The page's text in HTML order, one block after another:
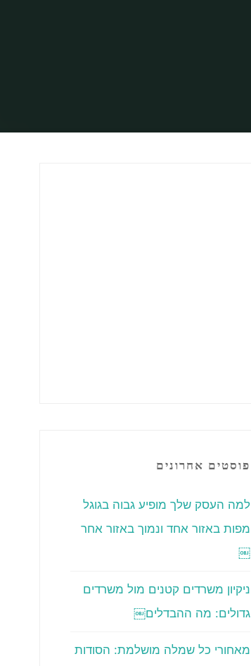
פוסטים אחרונים
למה העסק שלך מופיע גבוה בגוגל
מפות באזור אחד ונמוך באזור אחר
￼
ניקיון משרדים קטנים מול משרדים
גדולים: מה ההבדלים￼
מאחורי כל שמלה מושלמת: הסודות